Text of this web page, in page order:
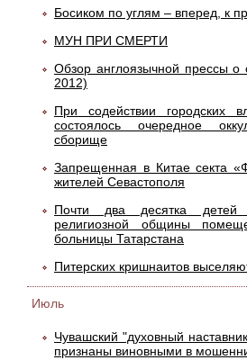
Босиком по углям – вперед, к
МУН ПРИ СМЕРТИ
Обзор англоязычной прессы о
2012)
При содействии городских
состоялось очередное
сборище
Запрещенная в Китае секта
жителей Севастополя
Почти два десятка детей
религиозной общины
больницы Татарстана
Питерских кришнаитов
Июль
Чувашский "духовный
признаны виновными в